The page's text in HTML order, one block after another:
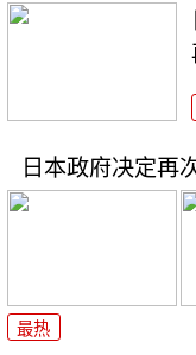
日本政府决定再
最热